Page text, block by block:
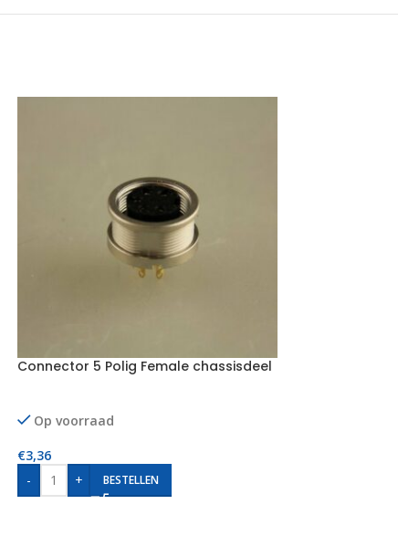
Connector 5 Polig Female chassisdeel
Op voorraad
€3,36
-
+ BESTELLEN